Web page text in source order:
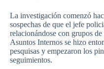
La investigación comenzó
sospechas de que el jefe
relacionándose con grupos
Asuntos Internos se hizo
pesquisas y empezaron los
seguimientos.